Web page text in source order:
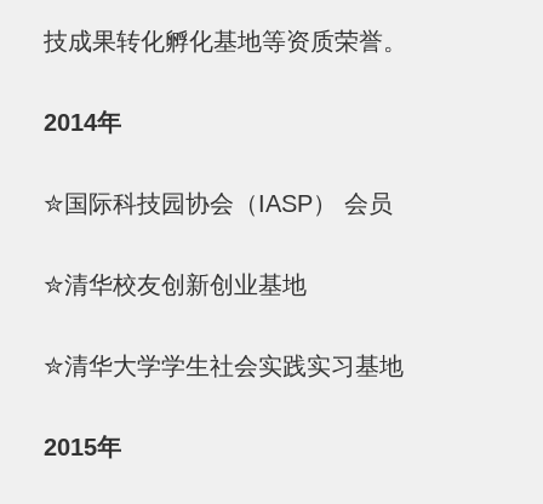
技成果转化孵化基地等资质荣誉。
2014年
✮国际科技园协会（IASP） 会员
✮清华校友创新创业基地
✮清华大学学生社会实践实习基地
2015年